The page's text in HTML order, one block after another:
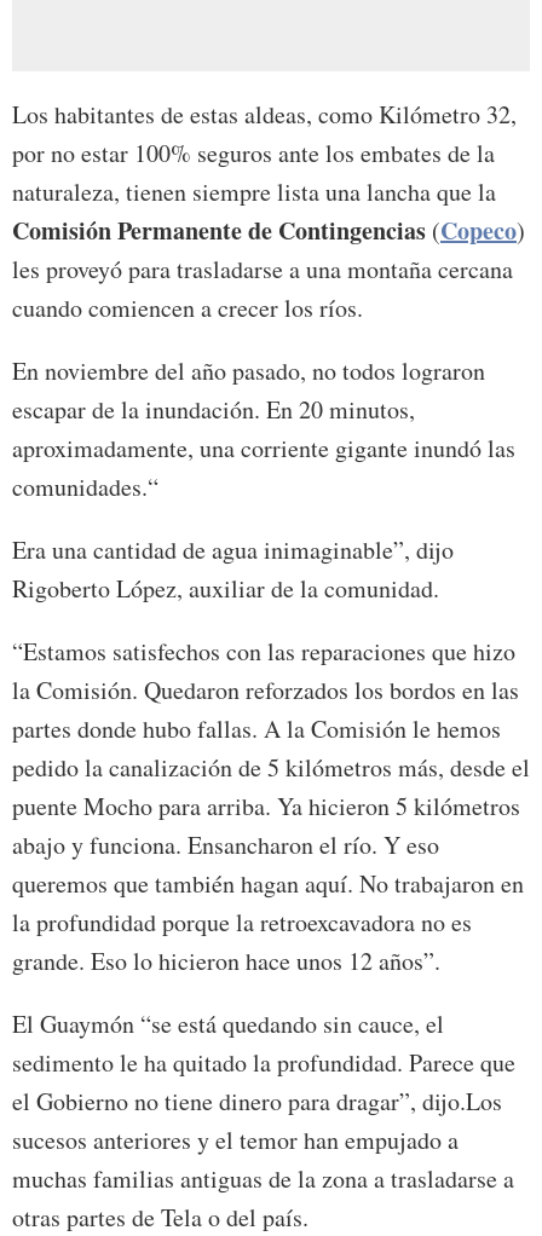
Los habitantes de estas aldeas, como Kilómetro 32,
por no estar 100% seguros ante los embates de la
naturaleza, tienen siempre lista una lancha que la
Comisión Permanente de Contingencias (Copeco)
les proveyó para trasladarse a una montaña cercana
cuando comiencen a crecer los ríos.
En noviembre del año pasado, no todos lograron
escapar de la inundación. En 20 minutos,
aproximadamente, una corriente gigante inundó las
comunidades.“
Era una cantidad de agua inimaginable”, dijo
Rigoberto López, auxiliar de la comunidad.
“Estamos satisfechos con las reparaciones que hizo
la Comisión. Quedaron reforzados los bordos en las
partes donde hubo fallas. A la Comisión le hemos
pedido la canalización de 5 kilómetros más, desde el
puente Mocho para arriba. Ya hicieron 5 kilómetros
abajo y funciona. Ensancharon el río. Y eso
queremos que también hagan aquí. No trabajaron en
la profundidad porque la retroexcavadora no es
grande. Eso lo hicieron hace unos 12 años”.
El Guaymón “se está quedando sin cauce, el
sedimento le ha quitado la profundidad. Parece que
el Gobierno no tiene dinero para dragar”, dijo.Los
sucesos anteriores y el temor han empujado a
muchas familias antiguas de la zona a trasladarse a
otras partes de Tela o del país.